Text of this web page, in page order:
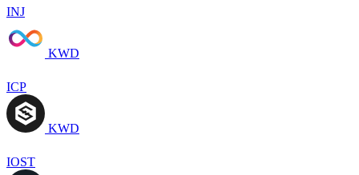
INJ
KWD
ICP
KWD
IOST